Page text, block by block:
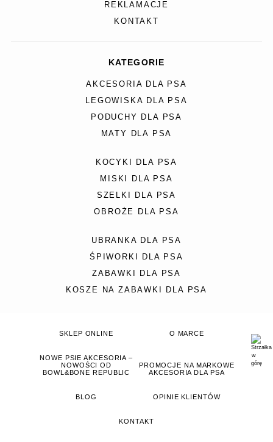
REKLAMACJE
KONTAKT
KATEGORIE
AKCESORIA DLA PSA
LEGOWISKA DLA PSA
PODUCHY DLA PSA
MATY DLA PSA
KOCYKI DLA PSA
MISKI DLA PSA
SZELKI DLA PSA
OBROŻE DLA PSA
UBRANKA DLA PSA
ŚPIWORKI DLA PSA
ZABAWKI DLA PSA
KOSZE NA ZABAWKI DLA PSA
SKLEP ONLINE O MARCE
NOWE PSIE AKCESORIA –
NOWOŚCI OD
BOWL&BONE REPUBLIC
PROMOCJE NA MARKOWE
AKCESORIA DLA PSA
BLOG OPINIE KLIENTÓW
KONTAKT